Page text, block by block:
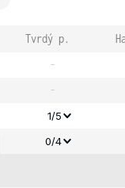
Tvrdý p.
-
-
1/5
0/4